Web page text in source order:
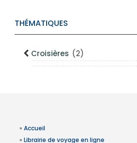
THÉMATIQUES
Croisières (2)
» Accueil
» Librairie de voyage en ligne